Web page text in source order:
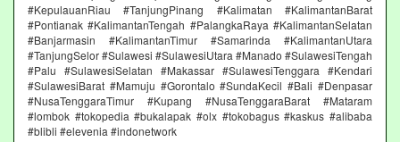
#KepulauanRiau #TanjungPinang #Kalimatan #KalimantanBarat
#Pontianak #KalimantanTengah #PalangkaRaya #KalimantanSelatan
#Banjarmasin #KalimantanTimur #Samarinda #KalimantanUtara
#TanjungSelor #Sulawesi #SulawesiUtara #Manado #SulawesiTengah
#Palu #SulawesiSelatan #Makassar #SulawesiTenggara #Kendari
#SulawesiBarat #Mamuju #Gorontalo #SundaKecil #Bali #Denpasar
#NusaTenggaraTimur #Kupang #NusaTenggaraBarat #Mataram
#lombok #tokopedia #bukalapak #olx #tokobagus #kaskus #alibaba
#blibli #elevenia #indonetwork